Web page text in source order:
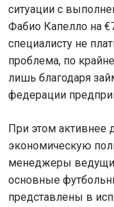
ситуации с
Фабио Капелло на
специалисту не
проблема, по
лишь благодаря
федерации
При этом активнее
экономическую
менеджеры
основные
представлены в